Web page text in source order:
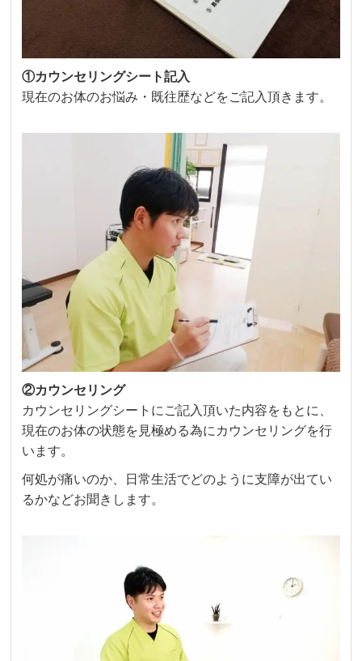
①カウンセリングシート記入
現在のお体のお悩み・既往歴などをご記入頂きます。
②カウンセリング
カウンセリングシートにご記入頂いた内容をもとに、
現在のお体の状態を見極める為にカウンセリングを行
います。
何処が痛いのか、日常生活でどのように支障が出てい
るかなどお聞きします。